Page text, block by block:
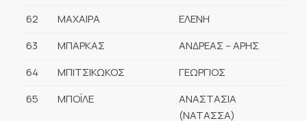
62
ΜΑΧΑΙΡΑ
ΕΛΕΝΗ
63
ΜΠΑΡΚΑΣ
ΑΝΔΡΕΑΣ – ΑΡΗΣ
64
ΜΠΙΤΣΙΚΩΚΟΣ
ΓΕΩΡΓΙΟΣ
65
ΜΠΟΪΛΕ
ΑΝΑΣΤΑΣΙΑ
(ΝΑΤΑΣΣΑ)